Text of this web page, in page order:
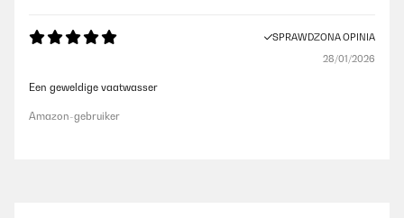
SPRAWDZONA OPINIA
28/01/2026
Een geweldige vaatwasser
Amazon-gebruiker